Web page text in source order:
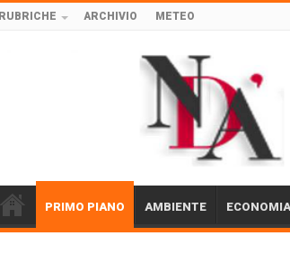
RUBRICHE ARCHIVIO METEO
PRIMO PIANO AMBIENTE ECONOMIA